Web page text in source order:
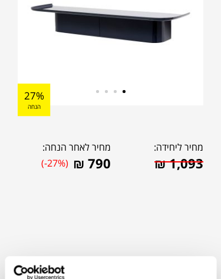
27%
הנחה
מחיר ליחידה:
₪1,093
מחיר לאחר הנחה:
₪ 790
(-27%)